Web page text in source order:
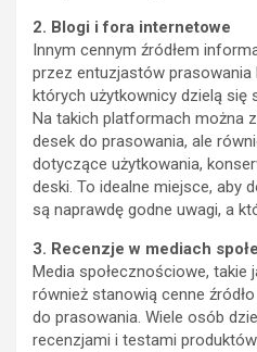
2. Blogi i fora internetowe
Innym cennym źródłem
przez entuzjastów
których użytkownicy dzielą się
Na takich platformach można
desek do prasowania, ale
dotyczące użytkowania,
deski. To idealne miejsce, aby
są naprawdę godne uwagi, a
3. Recenzje w mediach
Media społecznościowe, takie
również stanowią cenne
do prasowania. Wiele osób
recenzjami i testami